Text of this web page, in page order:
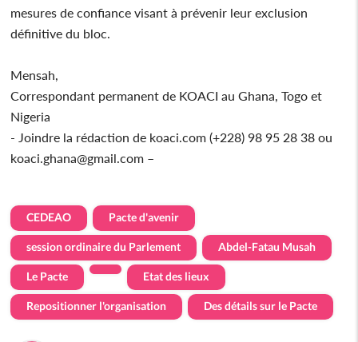
mesures de confiance visant à prévenir leur exclusion
définitive du bloc.
Mensah,
Correspondant permanent de KOACI au Ghana, Togo et
Nigeria
- Joindre la rédaction de koaci.com (+228) 98 95 28 38 ou
koaci.ghana@gmail.com –
CEDEAO Pacte d'avenir
session ordinaire du Parlement Abdel-Fatau Musah
Le Pacte Etat des lieux
Repositionner l'organisation Des détails sur le Pacte